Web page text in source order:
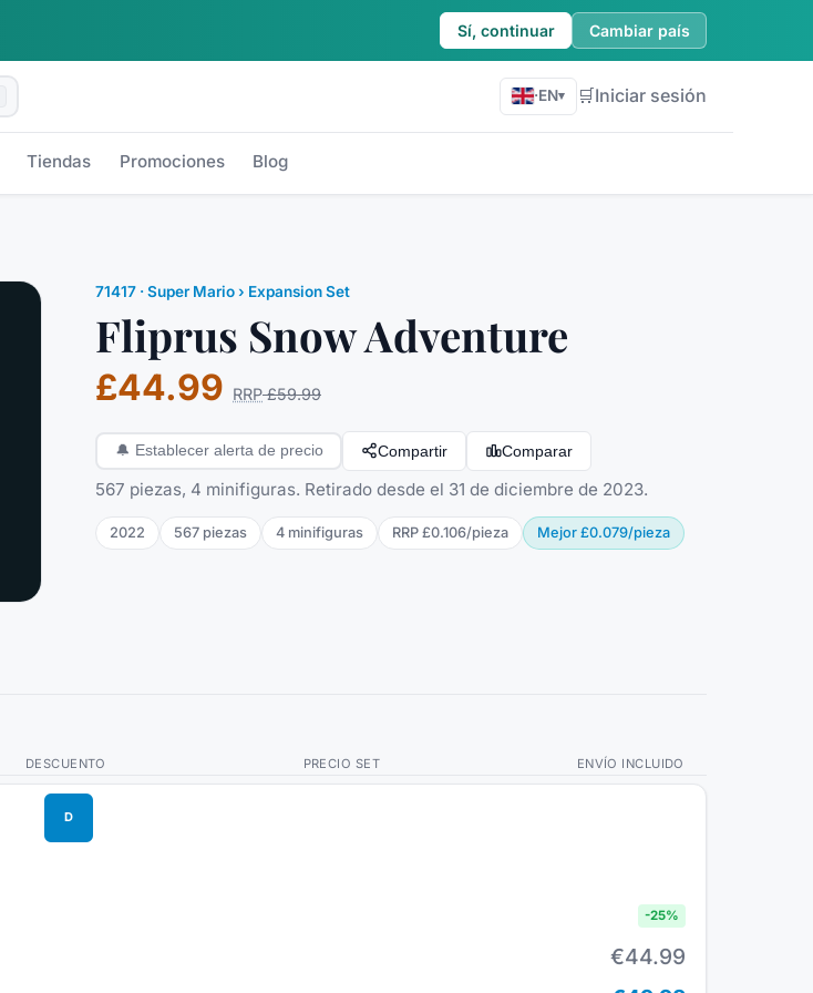
Sí, continuar Cambiar país
·EN▾ 🛒Iniciar sesión
Tiendas Promociones Blog
71417 ·Super Mario› Expansion Set
Fliprus Snow Adventure
£44.99 RRP £59.99
🔔 Establecer alerta de precio Compartir Comparar
567 piezas, 4 minifiguras. Retirado desde el 31 de diciembre de 2023.
2022 567 piezas 4 minifiguras RRP £0.106/pieza Mejor £0.079/pieza
DESCUENTO PRECIO SET ENVÍO INCLUIDO
D
-25%
€44.99